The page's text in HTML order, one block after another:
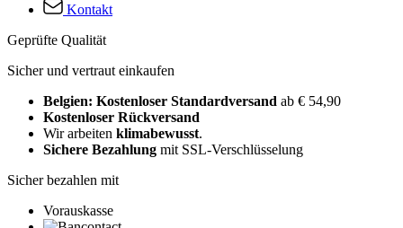
Kontakt
Geprüfte Qualität
Sicher und vertraut einkaufen
Belgien: Kostenloser Standardversand ab € 54,90
Kostenloser Rückversand
Wir arbeiten klimabewusst.
Sichere Bezahlung mit SSL-Verschlüsselung
Sicher bezahlen mit
Vorauskasse